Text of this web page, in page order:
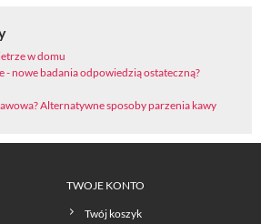
w domu
- nowe badania odpowiedzią ostateczną?
Alternatywne sposoby parzenia kawy
TWOJE KONTO
Twój koszyk